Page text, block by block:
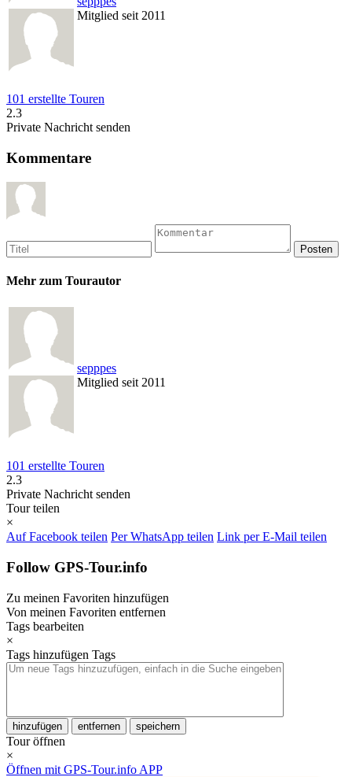
Mitglied seit 2011
101 erstellte Touren
2.3
Private Nachricht senden
Kommentare
Mehr zum Tourautor
sepppes
Mitglied seit 2011
101 erstellte Touren
2.3
Private Nachricht senden
Tour teilen
×
Auf Facebook teilen Per WhatsApp teilen Link per E-Mail teilen
Follow GPS-Tour.info
Zu meinen Favoriten hinzufügen
Von meinen Favoriten entfernen
Tags bearbeiten
×
Tags hinzufügen Tags
hinzufügen entfernen speichern
Tour öffnen
×
Öffnen mit GPS-Tour.info APP